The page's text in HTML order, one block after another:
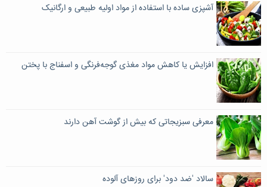
آشپزی ساده با استفاده از مواد اولیه طبیعی و ارگانیک
افزایش یا کاهش مواد مغذی گوجه‌فرنگی و اسفناج با پختن
معرفی سبزیجاتی که بیش از گوشت آهن دارند
سالاد 'ضد دود' برای روزهای آلوده